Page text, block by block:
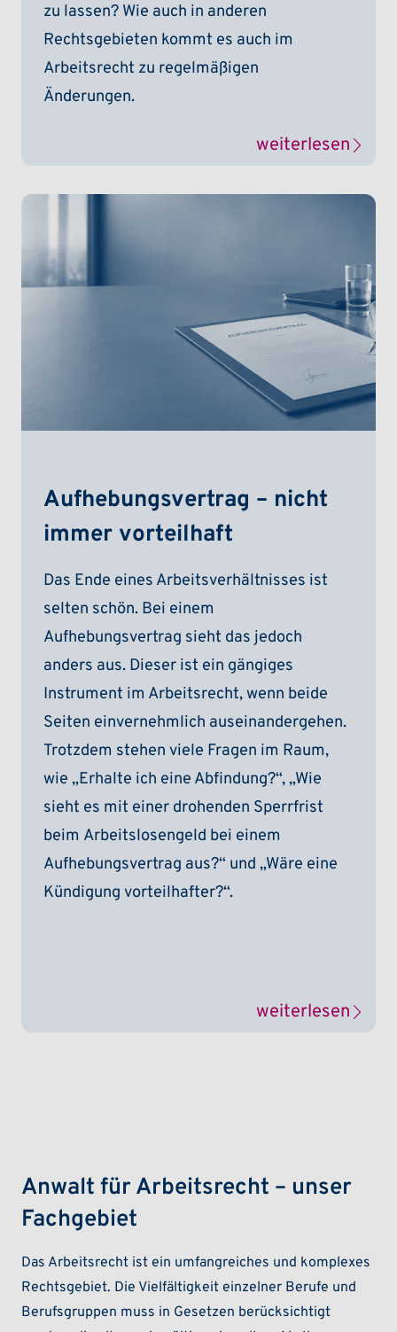
zu lassen? Wie auch in anderen
Rechtsgebieten kommt es auch im
Arbeitsrecht zu regelmäßigen
Änderungen.
weiterlesen
Aufhebungsvertrag – nicht
immer vorteilhaft
Das Ende eines Arbeitsverhältnisses ist
selten schön. Bei einem
Aufhebungsvertrag sieht das jedoch
anders aus. Dieser ist ein gängiges
Instrument im Arbeitsrecht, wenn beide
Seiten einvernehmlich auseinandergehen.
Trotzdem stehen viele Fragen im Raum,
wie „Erhalte ich eine Abfindung?“, „Wie
sieht es mit einer drohenden Sperrfrist
beim Arbeitslosengeld bei einem
Aufhebungsvertrag aus?“ und „Wäre eine
Kündigung vorteilhafter?“.
weiterlesen
Anwalt für Arbeitsrecht – unser
Fachgebiet
Das Arbeitsrecht ist ein umfangreiches und komplexes
Rechtsgebiet. Die Vielfältigkeit einzelner Berufe und
Berufsgruppen muss in Gesetzen berücksichtigt